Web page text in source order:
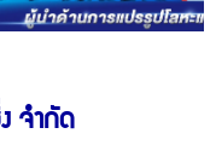
จำกัด